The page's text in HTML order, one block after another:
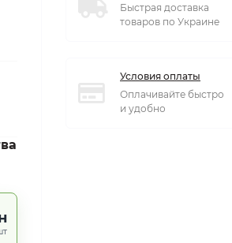
Быстрая доставка
товаров по Украине
Условия оплаты
Оплачивайте быстро
и удобно